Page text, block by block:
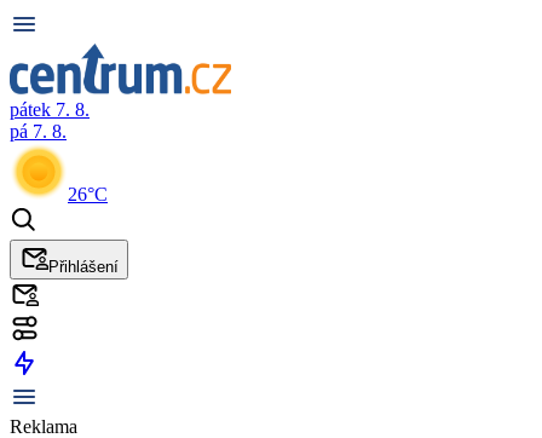
pátek 7. 8.
pá 7. 8.
26°C
Přihlášení
Reklama